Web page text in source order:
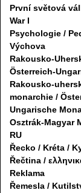
První světová
War I
Psychologie /
Výchova
Rakousko-
Österreich-
Rakousko-
monarchie /
Ungarische
Osztrák-Magyar
RU
Řecko / Kréta /
Řečtina /
Reklama
Řemesla /